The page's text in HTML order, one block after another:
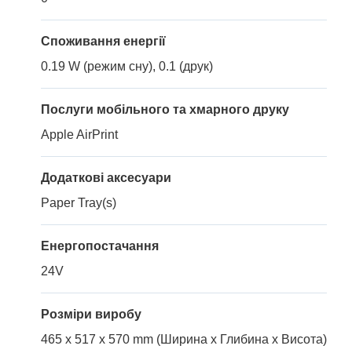
Споживання енергії
0.19 W (режим сну), 0.1 (друк)
Послуги мобільного та хмарного друку
Apple AirPrint
Додаткові аксесуари
Paper Tray(s)
Енергопостачання
24V
Розміри виробу
465 x 517 x 570 mm (Ширина x Глибина x Висота)